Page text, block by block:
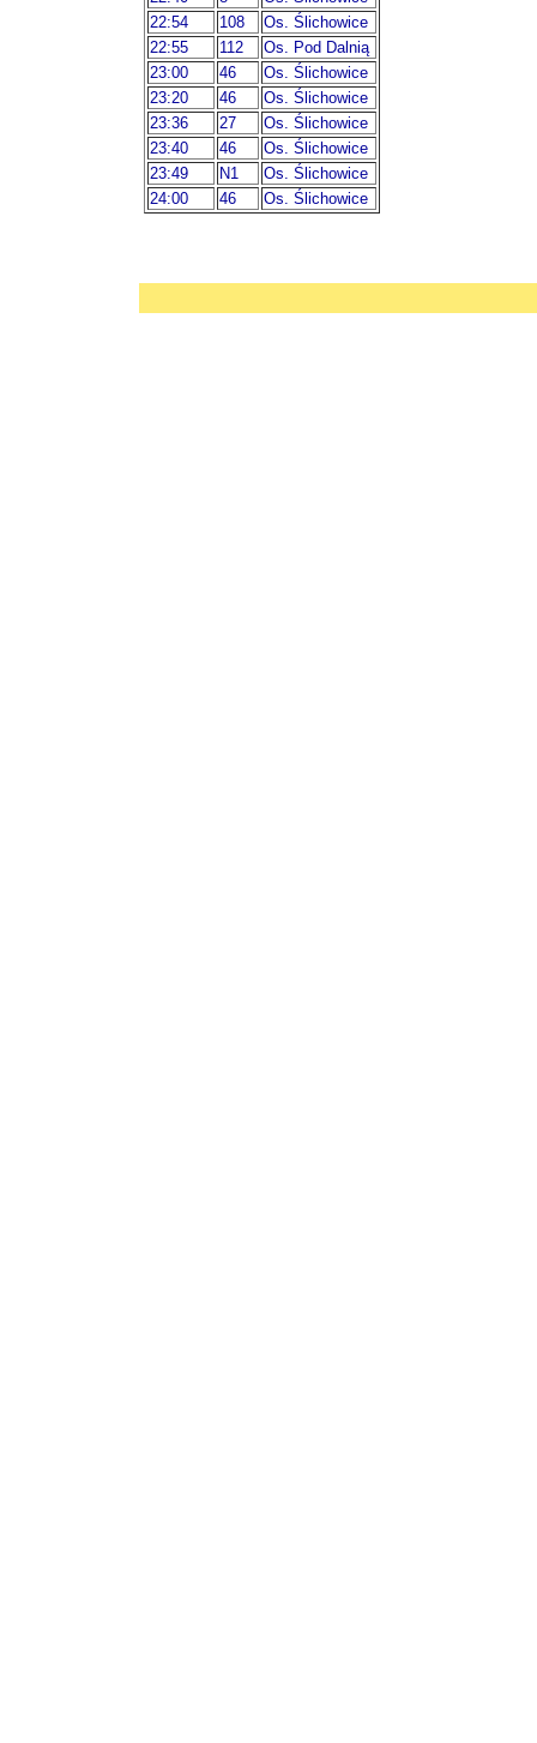
22:54
108
Os. Ślichowice
22:55
112
Os. Pod Dalnią
23:00
46
Os. Ślichowice
23:20
46
Os. Ślichowice
23:36
27
Os. Ślichowice
23:40
46
Os. Ślichowice
23:49
N1
Os. Ślichowice
24:00
46 Os. Ślichowice